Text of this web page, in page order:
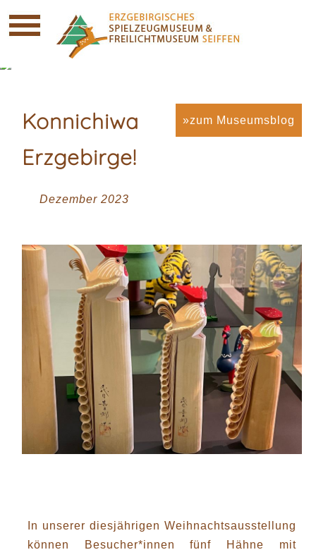
»zum Museumsblog
Konnichiwa
Erzgebirge!
Dezember 2023
In unserer diesjährigen Weihnachtsausstellung
können Besucher*innen fünf Hähne mit